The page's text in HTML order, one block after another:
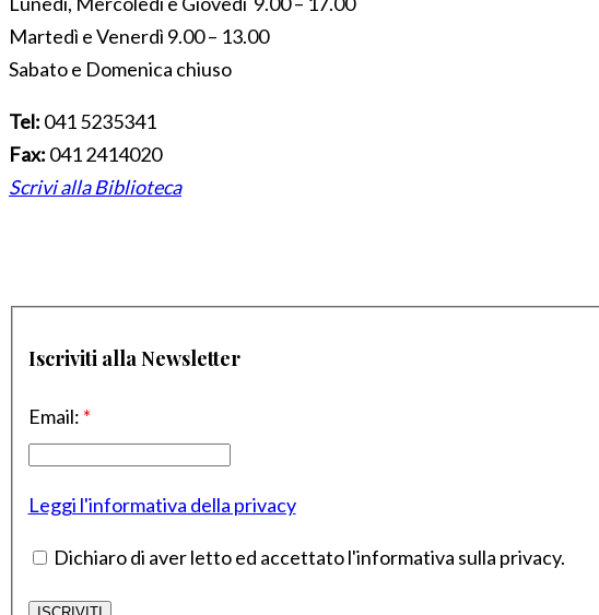
Martedì e Venerdì 9.00 – 13.00
Sabato e Domenica chiuso
Tel: 041 5235341
Fax: 041 2414020
Scrivi alla Biblioteca
Iscriviti alla Newsletter
Email: *
Leggi l'informativa della privacy
Dichiaro di aver letto ed accettato l'informativa sulla privacy.